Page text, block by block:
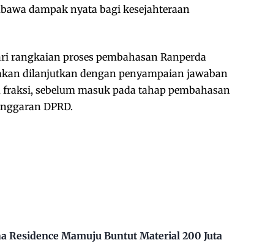
dampak nyata bagi kesejahteraan
rangkaian proses pembahasan Ranperda
dilanjutkan dengan penyampaian jawaban
sebelum masuk pada tahap pembahasan
DPRD.
Residence Mamuju Buntut Material 200 Juta